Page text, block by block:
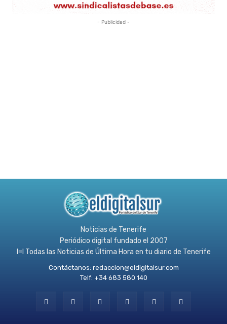
- Publicidad -
Noticias de Tenerife
Periódico digital fundado el 2007
l≡l Todas las Noticias de Última Hora en tu diario de Tenerife
Contáctanos: redaccion@eldigitalsur.com
Telf: +34 683 580 140